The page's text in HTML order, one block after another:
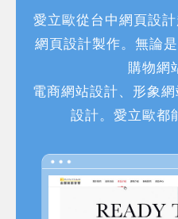
愛立歐從台中網頁設
網頁設計製作。無論
購物網
電商網站設計、形象
設計。愛立歐都